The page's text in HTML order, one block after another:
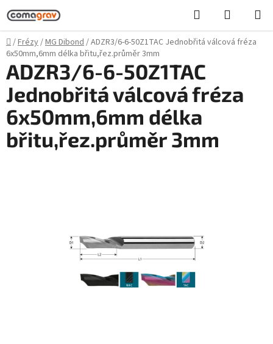
Přejít
na
obsah
Hledat
KOŠÍK
Domů
/Frézy/MG Dibond/ADZR3/6-6-50Z1TAC Jednobřitá válcová fréza
6x50mm,6mm délka břitu,řez.průměr 3mm
ADZR3/6-6-50Z1TAC
Jednobřitá válcová fréza
6x50mm,6mm délka
břitu,řez.průměr 3mm